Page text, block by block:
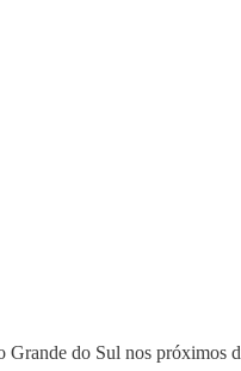
do Sul nos próximos